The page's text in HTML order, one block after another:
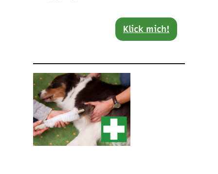
Klick mich!